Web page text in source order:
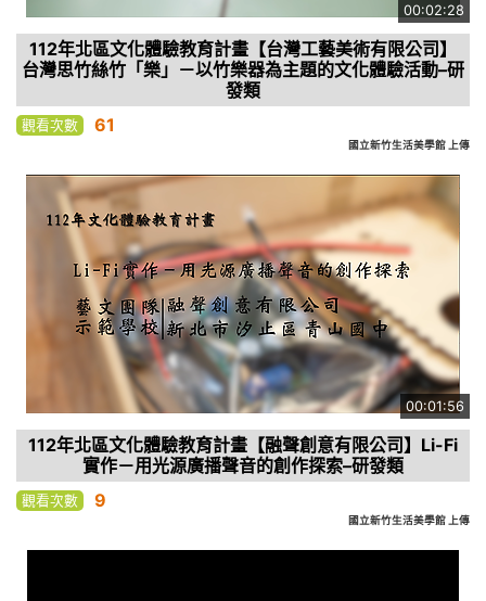
00:02:28
112年北區文化體驗教育計畫【台灣工藝美術有限公司】
台灣思竹絲竹「樂」－以竹樂器為主題的文化體驗活動–研
發類
觀看次數 61
國立新竹生活美學館 上傳
00:01:56
112年北區文化體驗教育計畫【融聲創意有限公司】Li-Fi
實作－用光源廣播聲音的創作探索–研發類
觀看次數 9
國立新竹生活美學館 上傳